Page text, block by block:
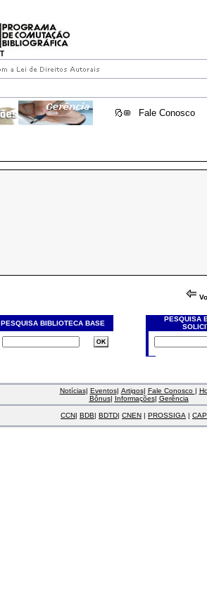
Fale Conosco
PESQUISA BIBLIOTECA BASE
PESQUISA
Notícias| Eventos| Artigos| Fale Conosco |
Bônus| Informações| Gerência
CCN| BDB| BDTD| CNEN | PROSSIGA |